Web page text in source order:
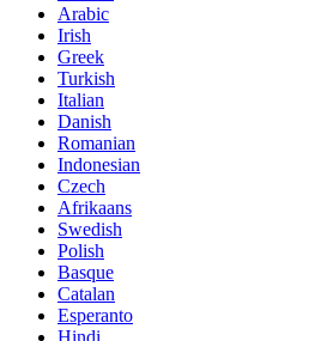
Arabic
Irish
Greek
Turkish
Italian
Danish
Romanian
Indonesian
Czech
Afrikaans
Swedish
Polish
Basque
Catalan
Esperanto
Hindi